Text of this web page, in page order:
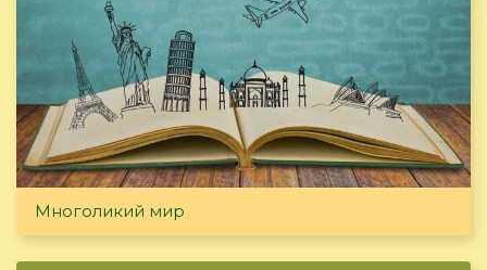
Многоликий мир